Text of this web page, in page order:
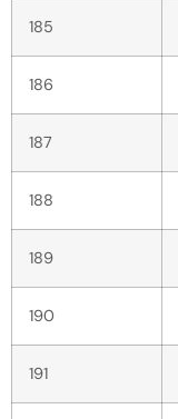
185
186
187
188
189
190
191